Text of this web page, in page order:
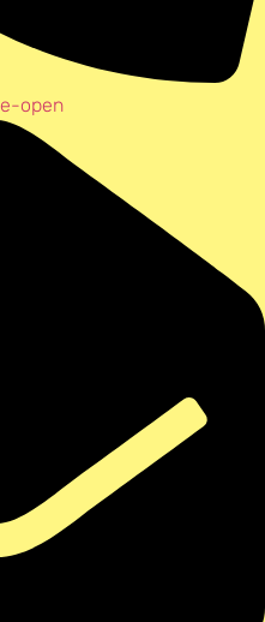
open